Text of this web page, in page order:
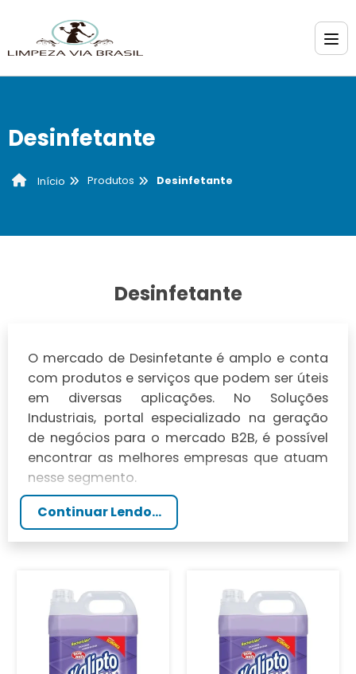
Desinfetante
Início Produtos Desinfetante
Desinfetante
O mercado de Desinfetante é amplo e conta
com produtos e serviços que podem ser úteis
em diversas aplicações. No Soluções
Industriais, portal especializado na geração
de negócios para o mercado B2B, é possível
encontrar as melhores empresas que atuam
nesse segmento.
Continuar Lendo...